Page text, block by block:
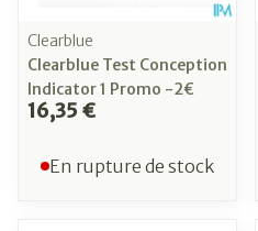
Clearblue
Clearblue Test Conception
Indicator 1 Promo -2€
16,35 €
En rupture de stock